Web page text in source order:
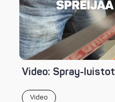
Video: Spray-luistot
Video